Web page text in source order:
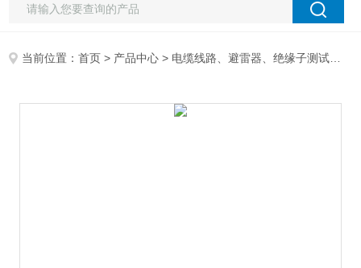
当前位置：首页 > 产品中心 > 电缆线路、避雷器、绝缘子测试仪器